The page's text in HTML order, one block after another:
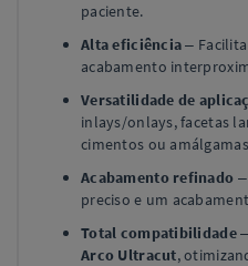
paciente.
Alta eficiência–
acabamento
Versatilidade de
inlays/onlays, facetas
cimentos ou
Acabamento refinado
preciso e um
Total compatibilidade
Arco Ultracut,